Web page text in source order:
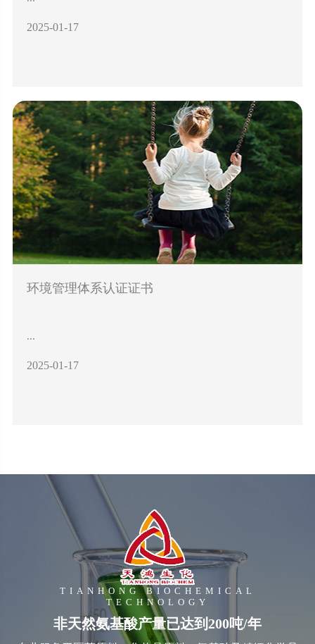
2025-01-17
环境管理体系认证证书
...
2025-01-17
TIANHONG BIOCHEMICAL
TECHNOLOGY
非天然氨基酸产量已达到200吨/年